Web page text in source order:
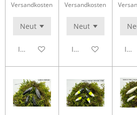
Versandkosten
In den Warenkorb
Versandkosten
In den Warenkorb
In